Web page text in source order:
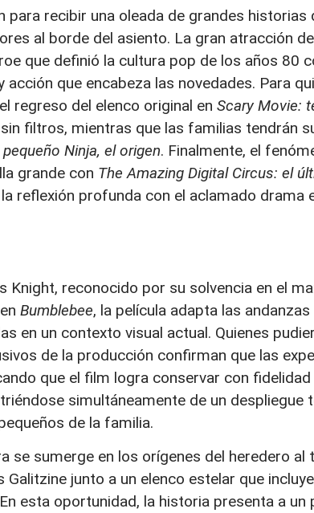
para recibir una oleada de grandes historias
al borde del asiento. La gran atracción
que definió la cultura pop de los años 80
que encabeza las novedades. Para
regreso del elenco original en Scary Movie:
filtros, mientras que las familias tendrán
pequeño Ninja, el origen. Finalmente, el
grande con The Amazing Digital Circus: el
reflexión profunda con el aclamado drama
Knight, reconocido por su solvencia en el
Bumblebee, la película adapta las
en un contexto visual actual. Quienes
de la producción confirman que las
que el film logra conservar con
simultáneamente de un despliegue
de la familia.
se sumerge en los orígenes del heredero al
junto a un elenco estelar que
esta oportunidad, la historia presenta a un